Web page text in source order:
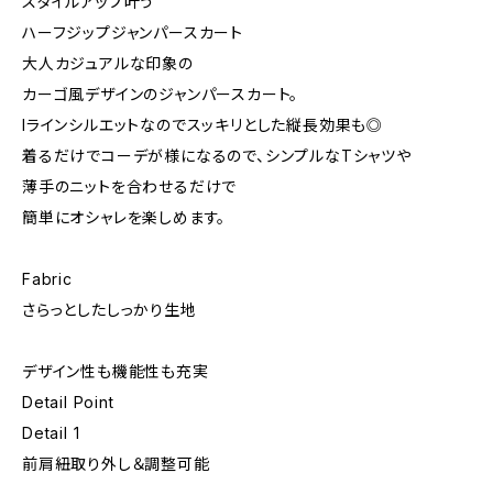
ハーフジップジャンパースカート
大人カジュアルな印象の
カーゴ風デザインのジャンパースカート。
Iラインシルエットなのでスッキリとした縦長効果も◎
着るだけでコーデが様になるので、シンプルなTシャツや
薄手のニットを合わせるだけで
簡単にオシャレを楽しめます。
Fabric
さらっとしたしっかり生地
デザイン性も機能性も充実
Detail Point
Detail 1
前肩紐取り外し＆調整可能